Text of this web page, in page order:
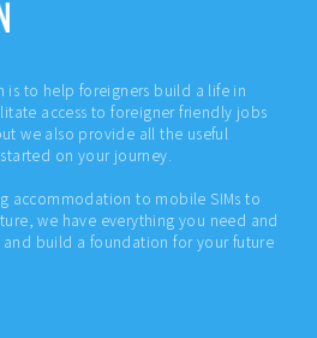
is to help foreigners build a life in
access to foreigner friendly jobs
we also provide all the useful
on your journey.
accommodation to mobile SIMs to
we have everything you need and
build a foundation for your future